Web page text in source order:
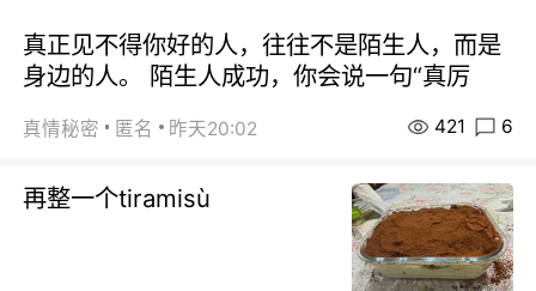
真正见不得你好的人，往往不是陌生人，而是
身边的人。 陌生人成功，你会说一句“真厉
真情秘密 匿名 昨天20:02 421 6
再整一个tiramisù